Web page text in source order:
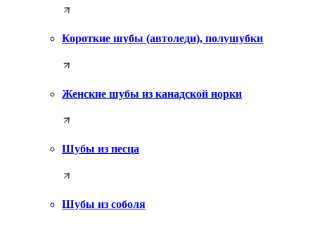
Короткие шубы (автоледи), полушубки
Женские шубы из канадской норки
Шубы из песца
Шубы из соболя